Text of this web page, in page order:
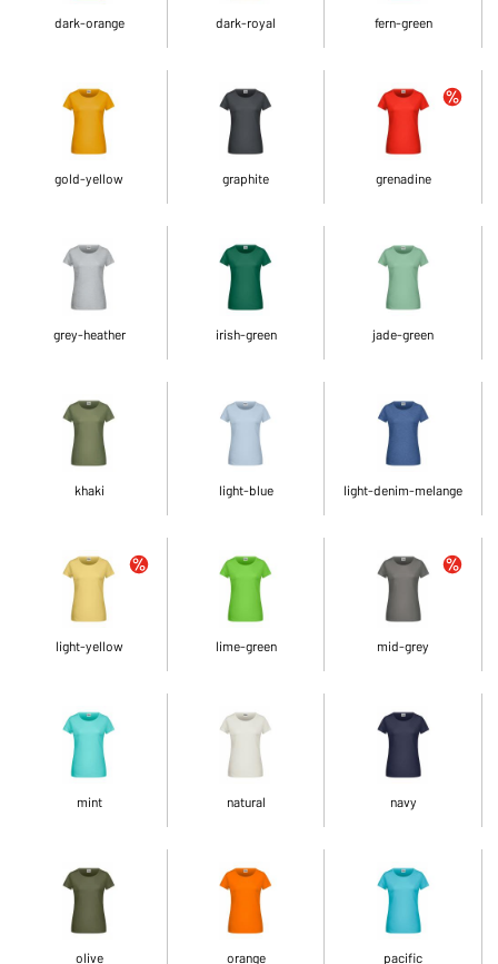
dark-orange dark-royal fern-green
gold-yellow graphite grenadine
grey-heather irish-green jade-green
khaki light-blue light-denim-melange
light-yellow lime-green mid-grey
mint natural navy
olive orange pacific